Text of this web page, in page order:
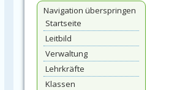
Navigation überspringen
Startseite
Leitbild
Verwaltung
Lehrkräfte
Klassen